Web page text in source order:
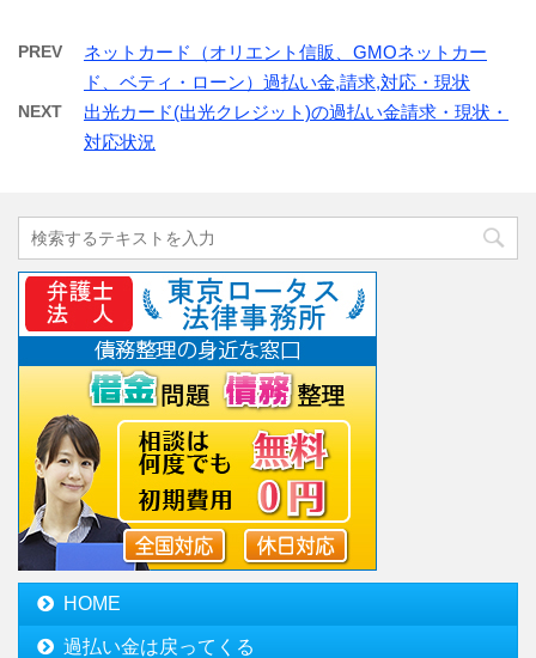
PREV
ネットカード（オリエント信販、GMOネットカー
ド、ベティ・ローン）過払い金,請求,対応・現状
NEXT
出光カード(出光クレジット)の過払い金請求・現状・
対応状況
HOME
過払い金は戻ってくる